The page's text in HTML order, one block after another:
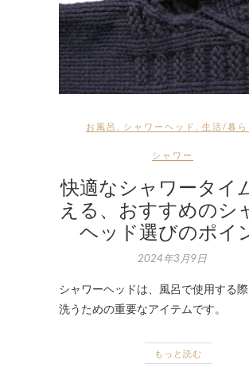
お風呂 シャワーヘッド 生活/暮ら
シャワー
快適なシャワータイ
える、おすすめのシ
ヘッド選びのポイ
2024年3月9日
シャワーヘッドは、風呂で使用する
洗うための重要なアイテムです。
もっと読む